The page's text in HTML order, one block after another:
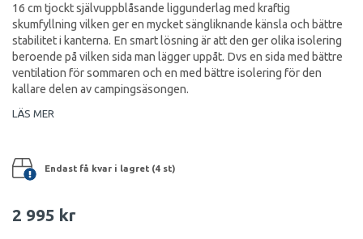
16 cm tjockt självuppblåsande liggunderlag med kraftig
skumfyllning vilken ger en mycket sängliknande känsla och bättre
stabilitet i kanterna. En smart lösning är att den ger olika isolering
beroende på vilken sida man lägger uppåt. Dvs en sida med bättre
ventilation för sommaren och en med bättre isolering för den
kallare delen av campingsäsongen.
LÄS MER
Endast få kvar i lagret (4 st)
2 995 kr